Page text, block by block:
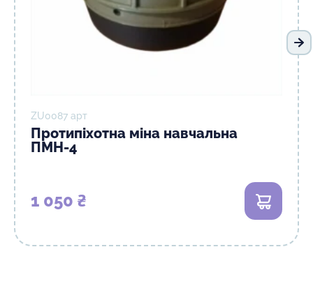
ZU0087 арт
Протипіхотна міна навчальна
ПМН-4
1 050 ₴ В кошик